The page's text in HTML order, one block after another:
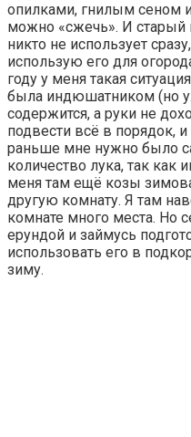
опилками, гнилым сеном
можно «сжечь». И старый
никто не использует
использую его для
году у меня такая
была индюшатником (но
содержится, а руки не
подвести всё в порядок,
раньше мне нужно было
количество лука, так как
меня там ещё козы
другую комнату. Я там
комнате много места. Но
ерундой и займусь
использовать его в
зиму.